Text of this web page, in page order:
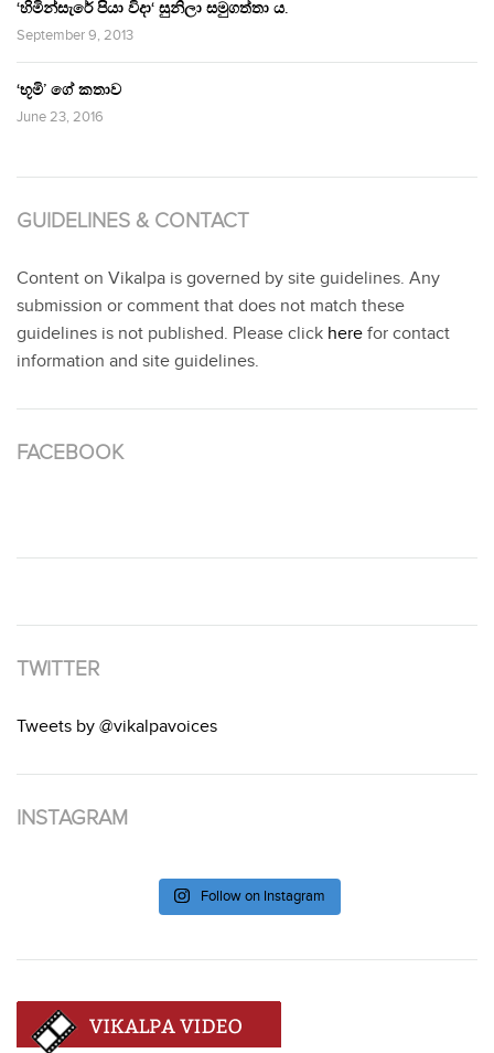
‘හිමින්සැරේ පියා විදා‘ සුනිලා සමුගත්තා ය.
September 9, 2013
‘භූමි’ ගේ කතාව
June 23, 2016
GUIDELINES & CONTACT
Content on Vikalpa is governed by site guidelines. Any
submission or comment that does not match these
guidelines is not published. Please click here for contact
information and site guidelines.
FACEBOOK
TWITTER
Tweets by @vikalpavoices
INSTAGRAM
Follow on Instagram